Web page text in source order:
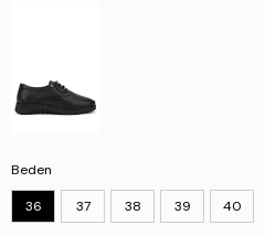
Beden
36 37 38 39 40